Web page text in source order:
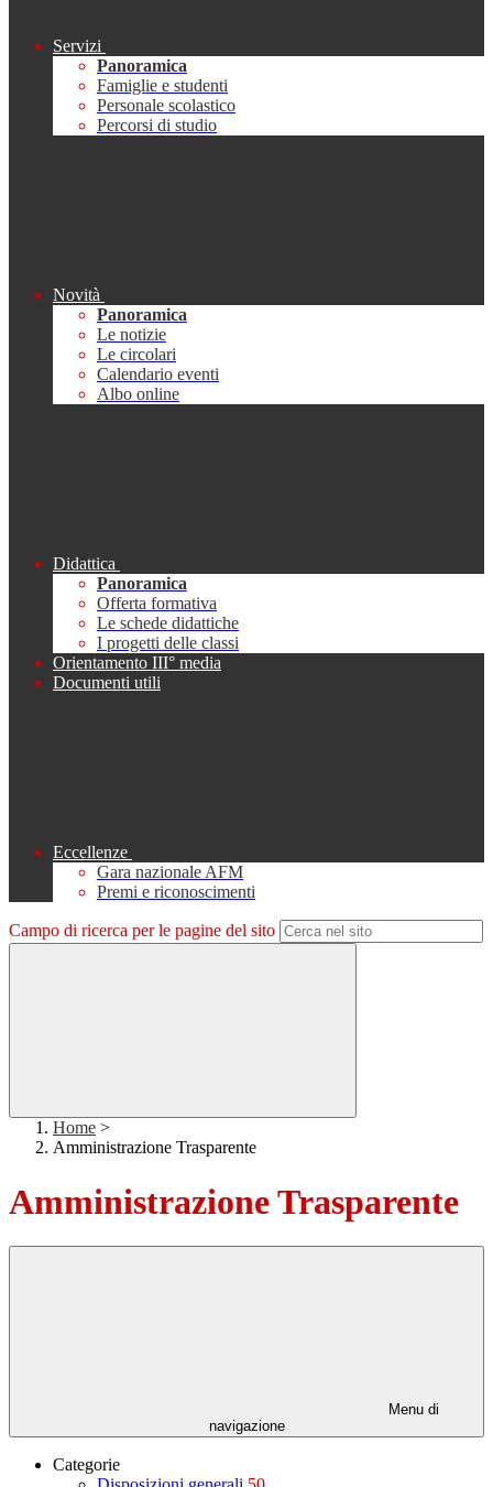
Servizi
Panoramica
Famiglie e studenti
Personale scolastico
Percorsi di studio
Novità
Panoramica
Le notizie
Le circolari
Calendario eventi
Albo online
Didattica
Panoramica
Offerta formativa
Le schede didattiche
I progetti delle classi
Orientamento III° media
Documenti utili
Eccellenze
Gara nazionale AFM
Premi e riconoscimenti
Campo di ricerca per le pagine del sito
Home >
Amministrazione Trasparente
Amministrazione Trasparente
Menu di
navigazione
Categorie